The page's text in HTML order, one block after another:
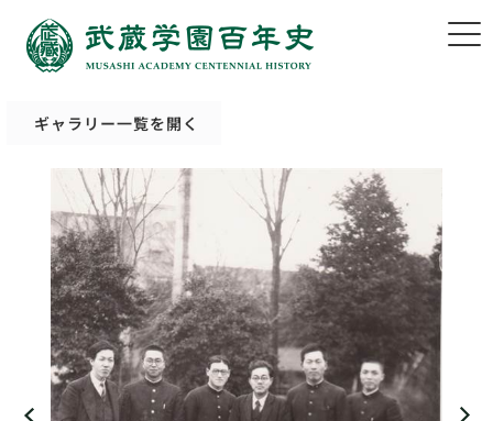
ギャラリー一覧を開く